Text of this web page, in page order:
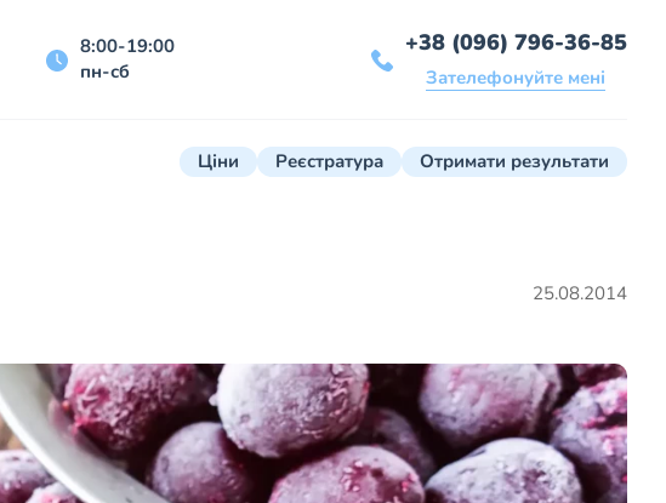
8:00-19:00
пн-сб
+38 (096) 796-36-85
Зателефонуйте мені
Ціни Реєстратура Отримати результати
25.08.2014